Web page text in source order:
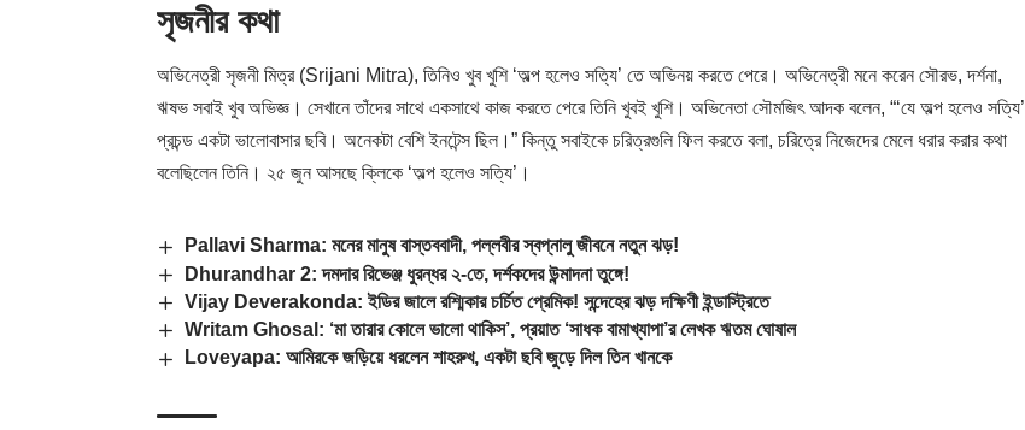
সৃজনীর কথা
অভিনেত্রী সৃজনী মিত্র (Srijani Mitra), তিনিও খুব খুশি ‘অল্প হলেও সত্যি’ তে অভিনয় করতে পেরে। অভিনেত্রী মনে করেন সৌরভ, দর্শনা,
ঋষভ সবাই খুব অভিজ্ঞ। সেখানে তাঁদের সাথে একসাথে কাজ করতে পেরে তিনি খুবই খুশি। অভিনেতা সৌমজিৎ আদক বলেন, “‘যে অল্প হলেও সত্যি’
প্রচন্ড একটা ভালোবাসার ছবি। অনেকটা বেশি ইনটেন্স ছিল।” কিন্তু সবাইকে চরিত্রগুলি ফিল করতে বলা, চরিত্রে নিজেদের মেলে ধরার করার কথা
বলেছিলেন তিনি। ২৫ জুন আসছে ক্লিকে ‘অল্প হলেও সত্যি’।
Pallavi Sharma: মনের মানুষ বাস্তববাদী, পল্লবীর স্বপ্নালু জীবনে নতুন ঝড়!
Dhurandhar 2: দমদার রিভেঞ্জ ধুরন্ধর ২-তে, দর্শকদের উন্মাদনা তুঙ্গে!
Vijay Deverakonda: ইডির জালে রশ্মিকার চর্চিত প্রেমিক! সন্দেহের ঝড় দক্ষিণী ইন্ডাস্ট্রিতে
Writam Ghosal: ‘মা তারার কোলে ভালো থাকিস’, প্রয়াত ‘সাধক বামাখ্যাপা’র লেখক ঋতম ঘোষাল
Loveyapa: আমিরকে জড়িয়ে ধরলেন শাহরুখ, একটা ছবি জুড়ে দিল তিন খানকে